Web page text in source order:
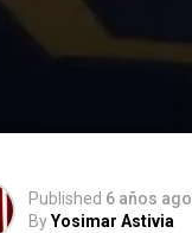
Published 6 años ago
ByYosimar Astivia